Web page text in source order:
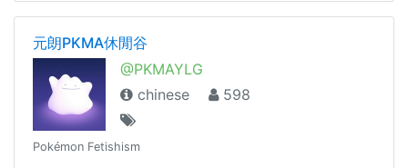
元朗PKMA休閒谷
@PKMAYLG
chinese
598
Pokémon Fetishism